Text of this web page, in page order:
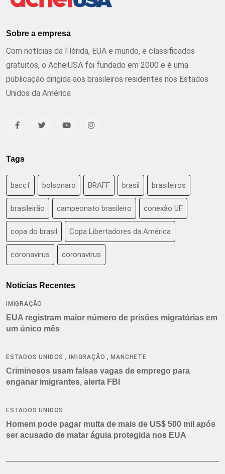
Sobre a empresa
Com notícias da Flórida, EUA e mundo, e classificados
gratuitos, o AcheiUSA foi fundado em 2000 e é uma
publicação dirigida aos brasileiros residentes nos Estados
Unidos da América
Tags
baccf bolsonaro BRAFF brasil brasileiros
brasileirão campeonato brasileiro conexão UF
copa do brasil Copa Libertadores da América
coronavirus coronavírus
Notícias Recentes
IMIGRAÇÃO
EUA registram maior número de prisões migratórias em
um único mês
ESTADOS UNIDOS ,IMIGRAÇÃO ,MANCHETE
Criminosos usam falsas vagas de emprego para
enganar imigrantes, alerta FBI
ESTADOS UNIDOS
Homem pode pagar multa de mais de US$ 500 mil após
ser acusado de matar águia protegida nos EUA